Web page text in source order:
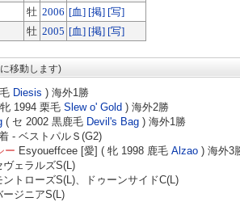
牡 2006 [血] [掲] [写]
牡 2005 [血] [掲] [写]
移動します)
Diesis ) 海外1勝
1994 栗毛 Slew o' Gold ) 海外2勝
( セ 2002 黒鹿毛 Devil's Bag ) 海外1勝
- ベストパルＳ(G2)
ー Esyoueffcee [愛] ( 牝 1998 鹿毛 Alzao ) 海外3
ヴェラルズS(L)
ントローズS(L)、ドゥーンサイドC(L)
ージニアS(L)